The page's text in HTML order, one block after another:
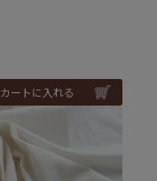
カートに入れる